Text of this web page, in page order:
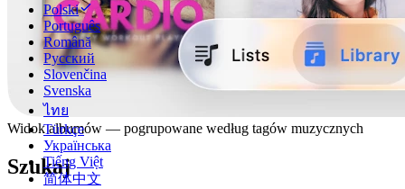
Polski
Português
Română
Русский
Slovenčina
Svenska
ไทย
Türkçe
Українська
Tiếng Việt
简体中文
Widok albumów — pogrupowane według tagów muzycznych
Szukaj